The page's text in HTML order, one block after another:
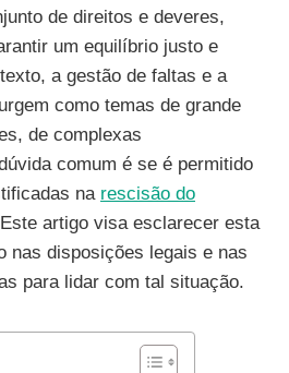
de direitos e deveres,
um equilíbrio justo e
a gestão de faltas e a
como temas de grande
de complexas
comum é se é permitido
na rescisão do
artigo visa esclarecer esta
nas disposições legais e nas
para lidar com tal situação.